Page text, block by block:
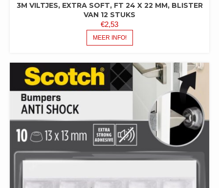
3M VILTJES, EXTRA SOFT, FT 24 X 22 MM, BLISTER
VAN 12 STUKS
€2,53
MEER INFO!